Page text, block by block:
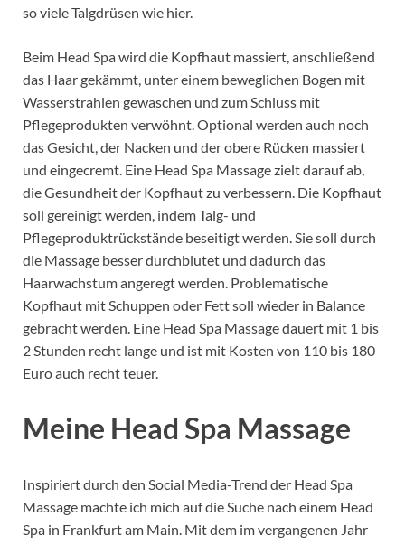
so viele Talgdrüsen wie hier.
Beim Head Spa wird die Kopfhaut massiert, anschließend
das Haar gekämmt, unter einem beweglichen Bogen mit
Wasserstrahlen gewaschen und zum Schluss mit
Pflegeprodukten verwöhnt. Optional werden auch noch
das Gesicht, der Nacken und der obere Rücken massiert
und eingecremt. Eine Head Spa Massage zielt darauf ab,
die Gesundheit der Kopfhaut zu verbessern. Die Kopfhaut
soll gereinigt werden, indem Talg- und
Pflegeproduktrückstände beseitigt werden. Sie soll durch
die Massage besser durchblutet und dadurch das
Haarwachstum angeregt werden. Problematische
Kopfhaut mit Schuppen oder Fett soll wieder in Balance
gebracht werden. Eine Head Spa Massage dauert mit 1 bis
2 Stunden recht lange und ist mit Kosten von 110 bis 180
Euro auch recht teuer.
Meine Head Spa Massage
Inspiriert durch den Social Media-Trend der Head Spa
Massage machte ich mich auf die Suche nach einem Head
Spa in Frankfurt am Main. Mit dem im vergangenen Jahr